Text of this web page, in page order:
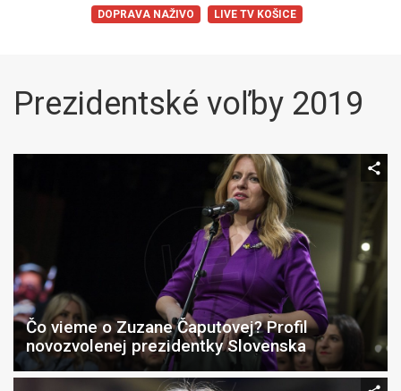
DOPRAVA NAŽIVO LIVE TV KOŠICE
Prezidentské voľby 2019
Čo vieme o Zuzane Čaputovej? Profil
novozvolenej prezidentky Slovenska